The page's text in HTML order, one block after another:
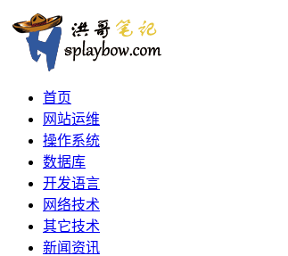
首页
网站运维
操作系统
数据库
开发语言
网络技术
其它技术
新闻资讯